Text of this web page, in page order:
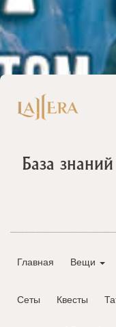
База знаний
Главная Вещи
Сеты Квесты